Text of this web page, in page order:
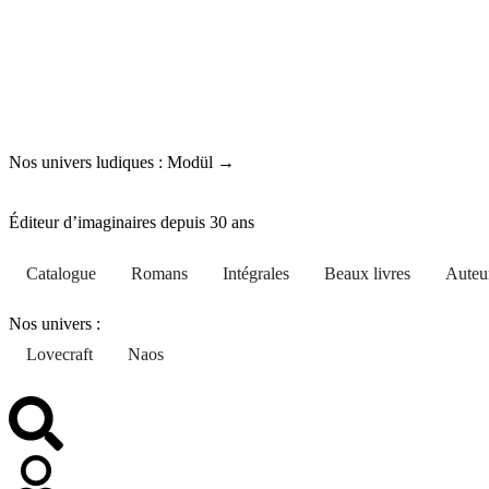
Nos univers ludiques : Modül →
Éditeur d’imaginaires depuis 30 ans
Catalogue Romans Intégrales Beaux livres
Nos univers :
Lovecraft
Naos